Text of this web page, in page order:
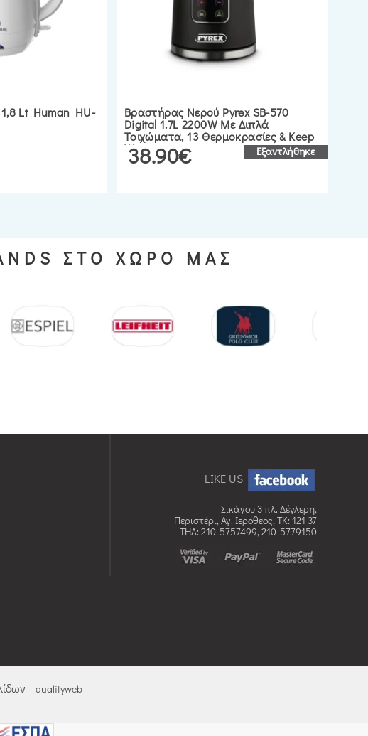
Lt Human HU-
Βραστήρας Νερού Pyrex SB-570
Digital 1.7L 2200W Με Διπλά
Τοιχώματα, 13 Θερμοκρασίες & Keep
Warm
38.90€ Εξαντλήθηκε
ΣΤΟ ΧΩΡΟ ΜΑΣ
LIKE US
Σικάγου 3 πλ. Δέγλερη,
Περιστέρι, Αγ. Ιερόθεος, TK: 121 37
ΤΗΛ: 210-5757499, 210-5779150
qualityweb